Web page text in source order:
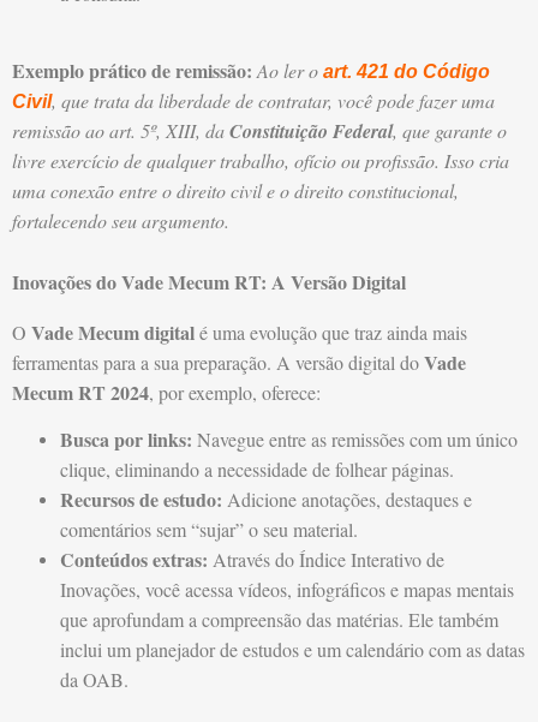
Exemplo prático de remissão: Ao ler o art. 421 do Código
Civil, que trata da liberdade de contratar, você pode fazer uma
remissão ao art. 5º, XIII, daConstituição Federal, que garante o
livre exercício de qualquer trabalho, ofício ou profissão. Isso cria
uma conexão entre o direito civil e o direito constitucional,
fortalecendo seu argumento.
Inovações do Vade Mecum RT: A Versão Digital
O Vade Mecum digitalé uma evolução que traz ainda mais
ferramentas para a sua preparação. A versão digital doVade
Mecum RT 2024, por exemplo, oferece:
Busca por links: Navegue entre as remissões com um único
clique, eliminando a necessidade de folhear páginas.
Recursos de estudo: Adicione anotações, destaques e
comentários sem “sujar” o seu material.
Conteúdos extras: Através do Índice Interativo de
Inovações, você acessa vídeos, infográficos e mapas mentais
que aprofundam a compreensão das matérias. Ele também
inclui um planejador de estudos e um calendário com as datas
da OAB.